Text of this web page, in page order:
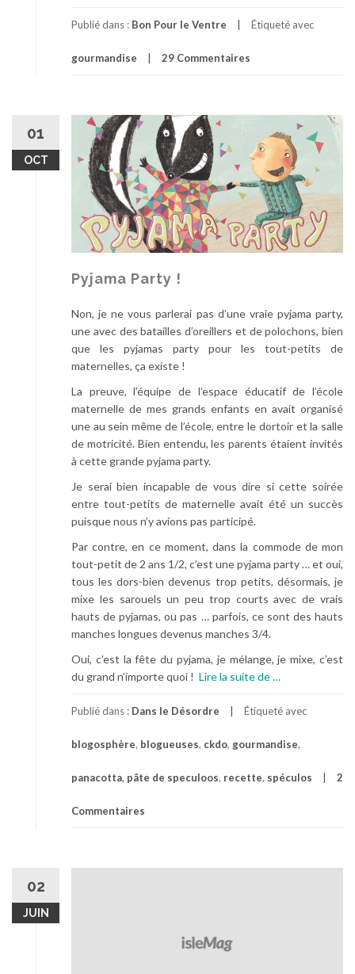
r
n
r
e
C
o
r
n
t
Publié dans : Bon Pour le Ventre Étiqueté avec
gourmandise 29 Commentaires
01
OCT
Pyjama Party !
Non, je ne vous parlerai pas d’une vraie pyjama party,
une avec des batailles d’oreillers et de polochons, bien
que les pyjamas party pour les tout-petits de
maternelles, ça existe !
La preuve, l’équipe de l’espace éducatif de l’école
maternelle de mes grands enfants en avait organisé
une au sein même de l’école, entre le dortoir et la salle
de motricité. Bien entendu, les parents étaient invités
à cette grande pyjama party.
Je serai bien incapable de vous dire si cette soirée
entre tout-petits de maternelle avait été un succès
puisque nous n’y avions pas participé.
Par contre, en ce moment, dans la commode de mon
tout-petit de 2 ans 1/2, c’est une pyjama party … et oui,
tous les dors-bien devenus trop petits, désormais, je
mixe les sarouels un peu trop courts avec de vrais
hauts de pyjamas, ou pas … parfois, ce sont des hauts
manches longues devenus manches 3/4.
Oui, c’est la fête du pyjama, je mélange, je mixe, c’est
du grand n’importe quoi ! Lire la suite de
r
p
s
m
…
Publié dans : Dans le Désordre Étiqueté avec
blogosphère, blogueuses, ckdo, gourmandise,
panacotta, pâte de speculoos, recette, spéculos 2
Commentaires
02
JUIN